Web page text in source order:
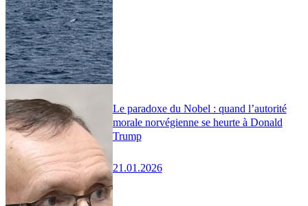
Le paradoxe du Nobel : quand l’autorité
morale norvégienne se heurte à Donald
Trump
21.01.2026